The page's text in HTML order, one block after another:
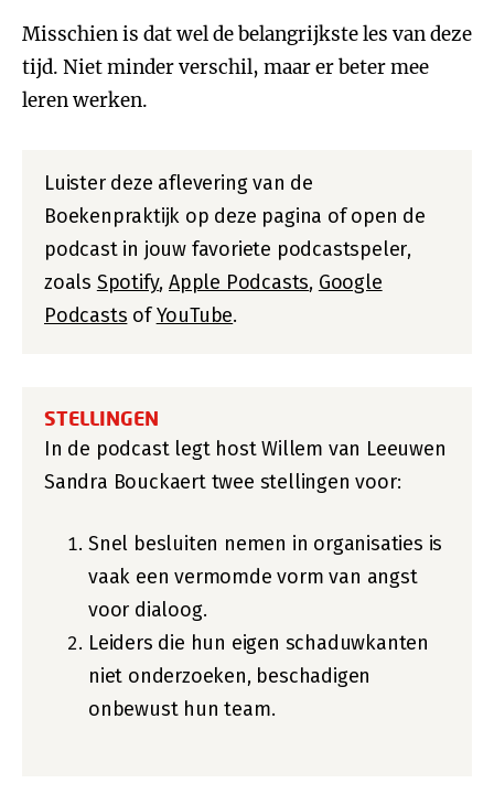
Misschien is dat wel de belangrijkste les van deze
tijd. Niet minder verschil, maar er beter mee
leren werken.
Luister deze aflevering van de
Boekenpraktijk op deze pagina of open de
podcast in jouw favoriete podcastspeler,
zoals Spotify,Apple Podcasts, Google
Podcasts ofYouTube.
STELLINGEN
In de podcast legt host Willem van Leeuwen
Sandra Bouckaert twee stellingen voor:
Snel besluiten nemen in organisaties is
vaak een vermomde vorm van angst
voor dialoog.
Leiders die hun eigen schaduwkanten
niet onderzoeken, beschadigen
onbewust hun team.